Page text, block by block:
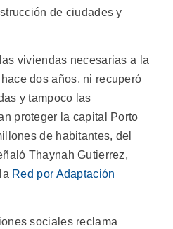
de ciudades y
viviendas necesarias a la
dos años, ni recuperó
y tampoco las
proteger la capital Porto
de habitantes, del
Thaynah Gutierrez,
Red por Adaptación
sociales reclama